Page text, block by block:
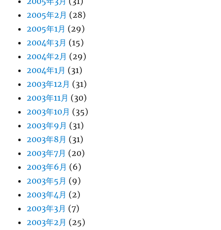
2005年2月 (28)
2005年1月 (29)
2004年3月 (15)
2004年2月 (29)
2004年1月 (31)
2003年12月 (31)
2003年11月 (30)
2003年10月 (35)
2003年9月 (31)
2003年8月 (31)
2003年7月 (20)
2003年6月 (6)
2003年5月 (9)
2003年4月 (2)
2003年3月 (7)
2003年2月 (25)